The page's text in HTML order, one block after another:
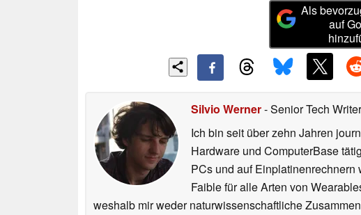
Als
auf
Silvio Werner- Senior Tech
Ich bin seit über zehn Jahren
Hardware und ComputerBase
PCs und auf
Faible für alle Arten von
weshalb mir weder naturwissenschaftliche